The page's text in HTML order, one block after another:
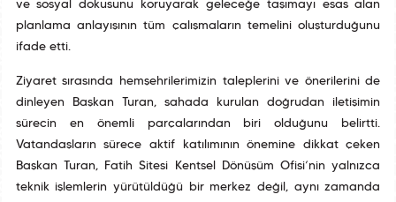
ve sosyal dokusunu koruyarak geleceğe taşımayı esas alan
planlama anlayışının tüm çalışmaların temelini oluşturduğunu
ifade etti.
Ziyaret sırasında hemşehrilerimizin taleplerini ve önerilerini de
dinleyen Başkan Turan, sahada kurulan doğrudan iletişimin
sürecin en önemli parçalarından biri olduğunu belirtti.
Vatandaşların sürece aktif katılımının önemine dikkat çeken
Başkan Turan, Fatih Sitesi Kentsel Dönüşüm Ofisi’nin yalnızca
teknik işlemlerin yürütüldüğü bir merkez değil, aynı zamanda